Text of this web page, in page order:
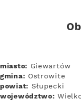
miasto: Giewartów
gmina: Ostrowite
powiat: Słupecki
województwo: